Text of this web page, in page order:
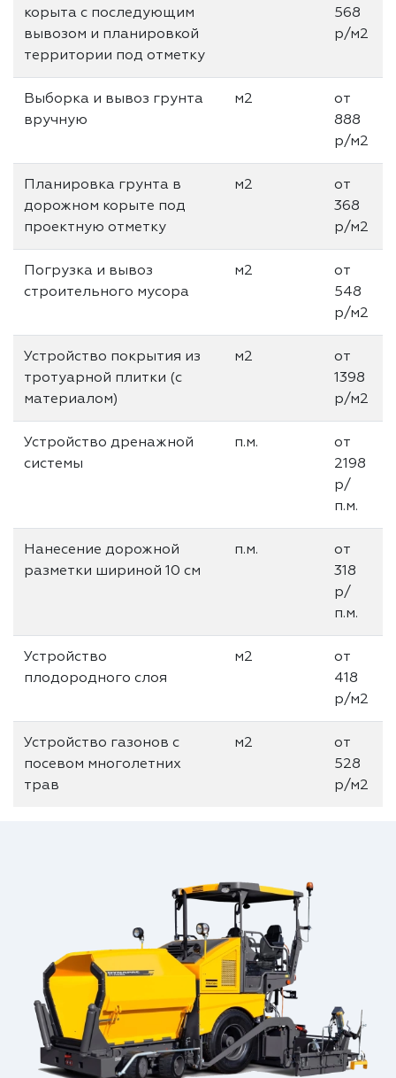
корыта с последующим
вывозом и планировкой
территории под отметку
568
р/м2
Выборка и вывоз грунта
вручную
м2
от
888
р/м2
Планировка грунта в
дорожном корыте под
проектную отметку
м2
от
368
р/м2
Погрузка и вывоз
строительного мусора
м2
от
548
р/м2
Устройство покрытия из
тротуарной плитки (с
материалом)
м2
от
1398
р/м2
Устройство дренажной
системы
п.м.
от
2198
р/
п.м.
Нанесение дорожной
разметки шириной 10 см
п.м.
от
318
р/
п.м.
Устройство
плодородного слоя
м2
от
418
р/м2
Устройство газонов с
посевом многолетних
трав
м2
от
528
р/м2